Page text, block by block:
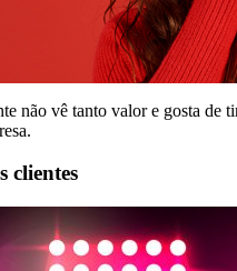
não vê tanto valor e gosta de
clientes